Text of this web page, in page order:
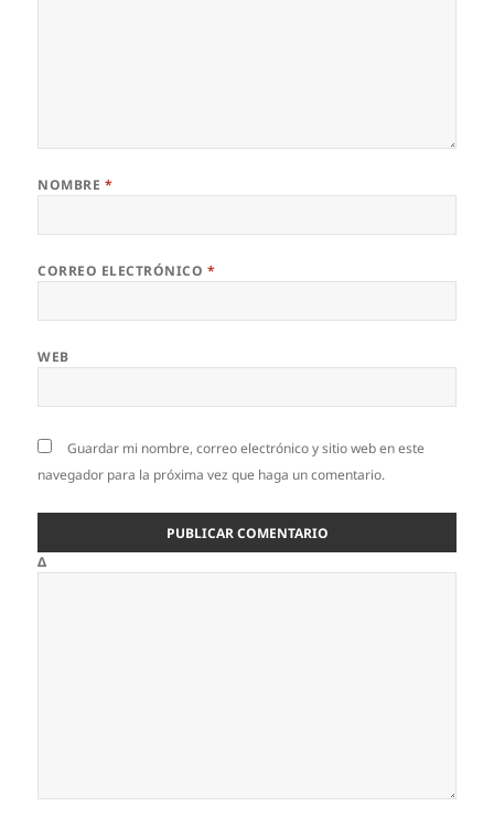
NOMBRE *
CORREO ELECTRÓNICO *
WEB
Guardar mi nombre, correo electrónico y sitio web en este
navegador para la próxima vez que haga un comentario.
Δ